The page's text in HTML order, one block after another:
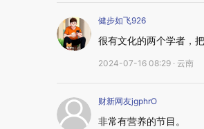
健步如飞926
很有文化的两个学者，
2024-07-16 08:29 · 云南
财新网友jgphrO
非常有营养的节目。